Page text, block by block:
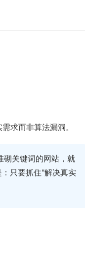
求而非算法漏洞。
砌关键词的网站，就
只要抓住"解决真实